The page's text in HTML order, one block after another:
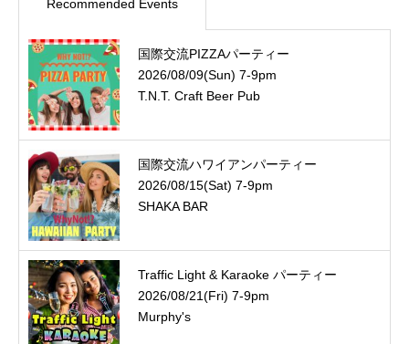
Recommended Events
国際交流PIZZAパーティー
2026/08/09(Sun) 7-9pm
T.N.T. Craft Beer Pub
国際交流ハワイアンパーティー
2026/08/15(Sat) 7-9pm
SHAKA BAR
Traffic Light & Karaoke パーティー
2026/08/21(Fri) 7-9pm
Murphy's